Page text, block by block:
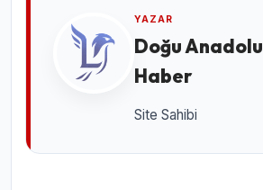
YAZAR
Doğu Anadolu
Haber
Site Sahibi